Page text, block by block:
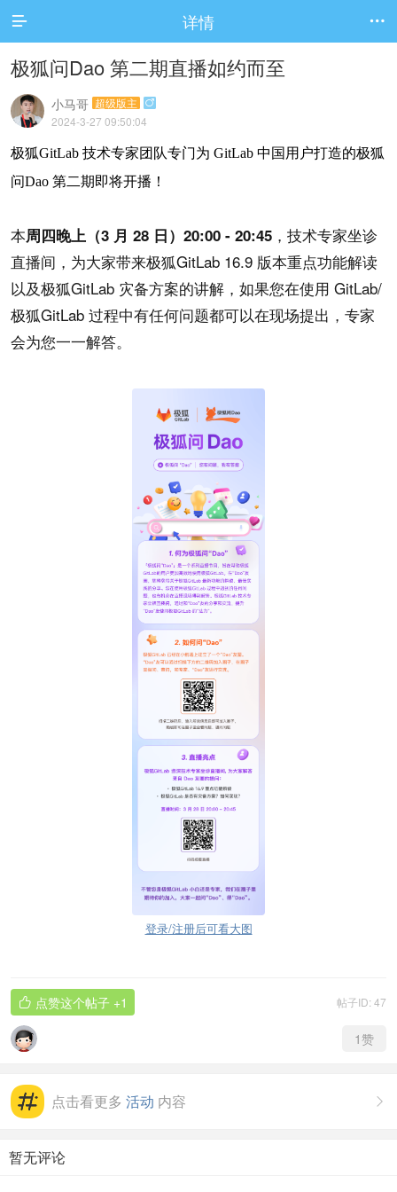
 详情 
极狐问Dao 第二期直播如约而至
小马哥 超级版主 
2024-3-27 09:50:04
极狐GitLab 技术专家团队专门为 GitLab 中国用户打造的极狐
问Dao 第二期即将开播！
本周四晚上（3 月 28 日）20:00 - 20:45 ，技术专家坐诊
直播间，为大家带来极狐GitLab 16.9 版本重点功能解读
以及极狐GitLab 灾备方案的讲解，如果您在使用 GitLab/
极狐GitLab 过程中有任何问题都可以在现场提出，专家
会为您一一解答。
登录/注册后可看大图
帖子ID: 47
 点赞这个帖子 +1
1赞

点击看更多 活动 内容
暂无评论